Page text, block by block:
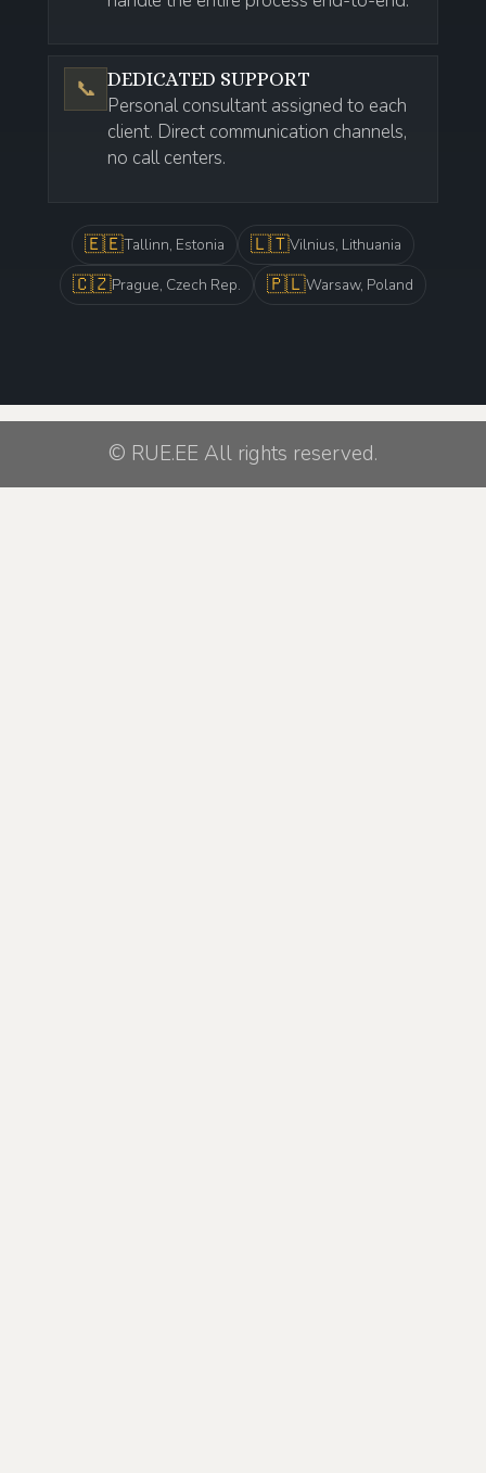
📞 DEDICATED SUPPORT
Personal consultant assigned to each
client. Direct communication channels,
no call centers.
🇪🇪Tallinn, Estonia 🇱🇹Vilnius, Lithuania
🇨🇿Prague, Czech Rep. 🇵🇱Warsaw, Poland
© RUE.EE All rights reserved.